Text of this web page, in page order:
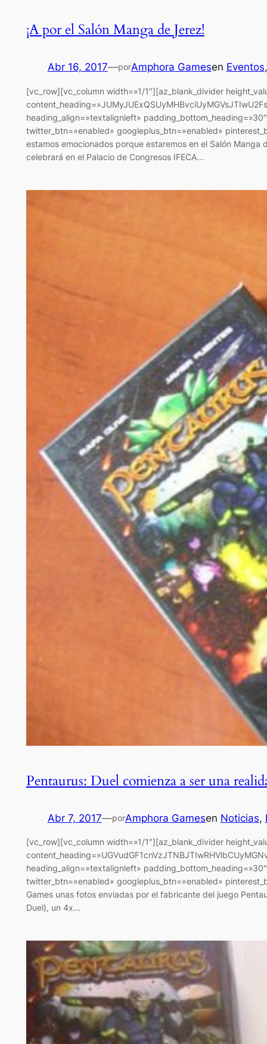
¡A por el Salón Manga de Jerez!
Abr 16, 2017—porAmphora Gamesen Eventos
[vc_row][vc_column width=»1/1″][az_blank_divider
heading_align=»textalignleft»
twitter_btn=»enabled» googleplus_btn=»enabled»
estamos emocionados porque estaremos en el Salón
celebrará en el Palacio de Congresos IFECA…
Pentaurus: Duel comienza a ser una
Abr 7, 2017—porAmphora Gamesen Noticias,
[vc_row][vc_column width=»1/1″][az_blank_divider
heading_align=»textalignleft»
twitter_btn=»enabled» googleplus_btn=»enabled»
Games unas fotos enviadas por el fabricante del juego
Duel), un 4x…